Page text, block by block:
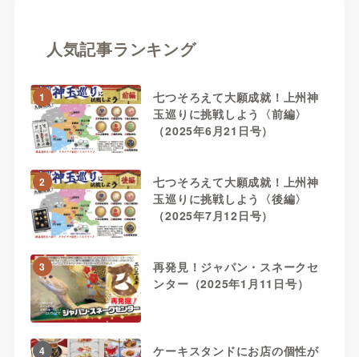
人気記事ランキング
1
七つそろえて大願成就！上州神
玉巡りに挑戦しよう〈前編〉
（2025年6月21日号）
2
七つそろえて大願成就！上州神
玉巡りに挑戦しよう〈後編〉
（2025年7月12日号）
3
再発見！ジャパン・スネークセ
ンター（2025年1月11日号）
4
ケーキスタンドにお店の個性が